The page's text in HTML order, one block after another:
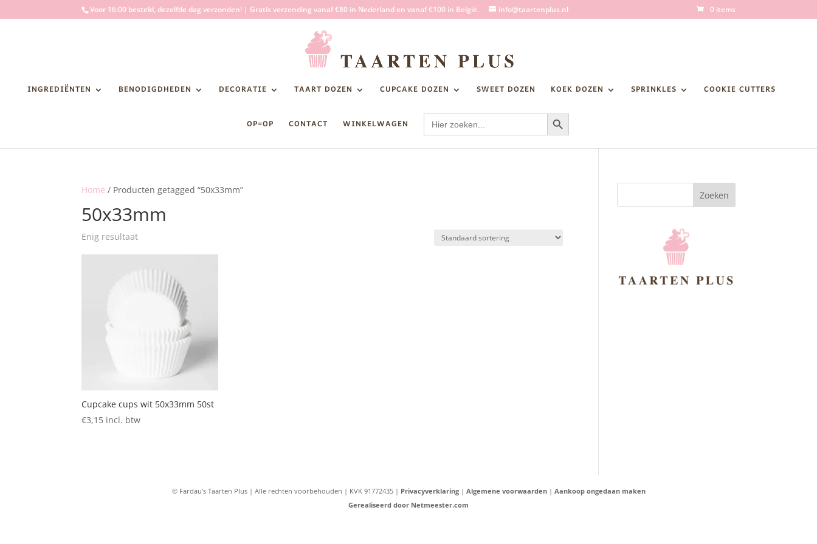
Voor 16:00 besteld, dezelfde dag verzonden! | Gratis verzending vanaf €80 in Nederland en vanaf €100 in België. info@taartenplus.nl 0 items
INGREDIËNTEN BENODIGDHEDEN DECORATIE TAART DOZEN CUPCAKE DOZEN SWEET DOZEN KOEK DOZEN SPRINKLES COOKIE CUTTERS
OP=OP CONTACT WINKELWAGEN Zoek
naar:
Zoekknop
Home / Producten getagged “50x33mm”
50x33mm
Enig resultaat
Cupcake cups wit 50x33mm 50st
€3,15 incl. btw
Zoeken
© Fardau’s Taarten Plus | Alle rechten voorbehouden | KVK 91772435 | Privacyverklaring| Algemene voorwaarden| Aankoop ongedaan maken
Gerealiseerd door Netmeester.com